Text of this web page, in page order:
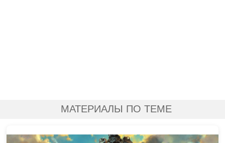
МАТЕРИАЛЫ ПО ТЕМЕ